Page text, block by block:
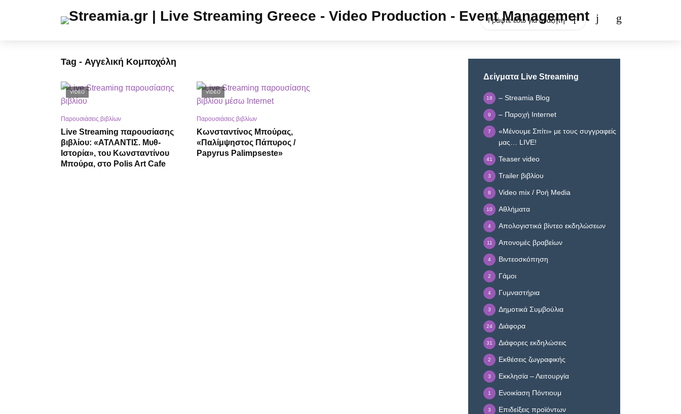
Tag - Αγγελική Κομποχόλη
VIDEO
Παρουσιάσεις βιβλίων
Live Streaming παρουσίασης
βιβλίου: «ΑΤΛΑΝΤΙΣ. Μυθ-
Ιστορία», του Κωνσταντίνου
Μπούρα, στο Polis Art Cafe
VIDEO
Παρουσιάσεις βιβλίων
Κωνσταντίνος Μπούρας,
«Παλίμψηστος Πάπυρος /
Papyrus Palimpseste»
Δείγματα Live Streaming
– Streamia Blog
18
– Παροχή Internet
9
«Μένουμε Σπίτι» με τους συγγραφείς
μας… LIVE!
7
Teaser video
41
Trailer βιβλίου
3
Video mix / Ροή Media
8
Αθλήματα
10
Απολογιστικά βίντεο εκδηλώσεων
4
Απονομές βραβείων
11
Βιντεοσκόπηση
4
Γάμοι
2
Γυμναστήρια
4
Δημοτικά Συμβούλια
3
Διάφορα
24
Διάφορες εκδηλώσεις
31
Εκθέσεις ζωγραφικής
2
Εκκλησία – Λειτουργία
3
Ενοικίαση Πόντιουμ
1
Επιδείξεις προϊόντων
3